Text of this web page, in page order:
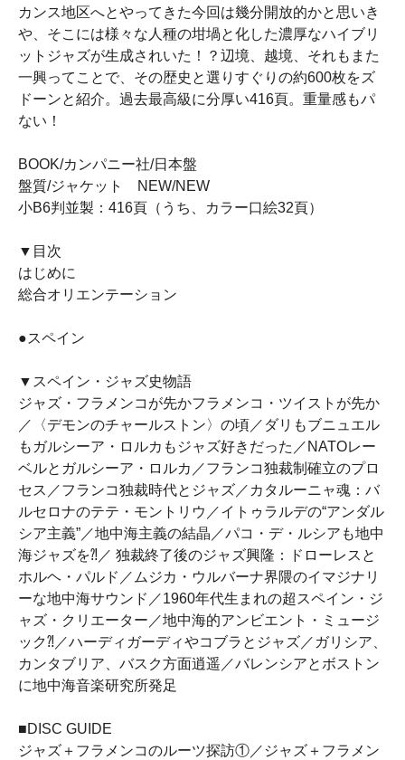
カンス地区へとやってきた今回は幾分開放的かと思いき
や、そこには様々な人種の坩堝と化した濃厚なハイブリ
ットジャズが生成されいた！？辺境、越境、それもまた
一興ってことで、その歴史と選りすぐりの約600枚をズ
ドーンと紹介。過去最高級に分厚い416頁。重量感もパ
ない！
BOOK/カンパニー社/日本盤
盤質/ジャケット NEW/NEW
小B6判並製：416頁（うち、カラー口絵32頁）
▼目次
はじめに
総合オリエンテーション
●スペイン
▼スペイン・ジャズ史物語
ジャズ・フラメンコが先かフラメンコ・ツイストが先か
／〈デモンのチャールストン〉の頃／ダリもブニュエル
もガルシーア・ロルカもジャズ好きだった／NATOレー
ベルとガルシーア・ロルカ／フランコ独裁制確立のプロ
セス／フランコ独裁時代とジャズ／カタルーニャ魂：バ
ルセロナのテテ・モントリウ／イトゥラルデの“アンダル
シア主義”／地中海主義の結晶／パコ・デ・ルシアも地中
海ジャズを⁈／ 独裁終了後のジャズ興隆：ドローレスと
ホルヘ・パルド／ムジカ・ウルバーナ界隈のイマジナリ
ーな地中海サウンド／1960年代生まれの超スペイン・ジ
ャズ・クリエーター／地中海的アンビエント・ミュージ
ック⁈／ハーディガーディやコブラとジャズ／ガリシア、
カンタブリア、バスク方面逍遥／バレンシアとボストン
に地中海音楽研究所発足
■DISC GUIDE
ジャズ＋フラメンコのルーツ探訪①／ジャズ＋フラメン